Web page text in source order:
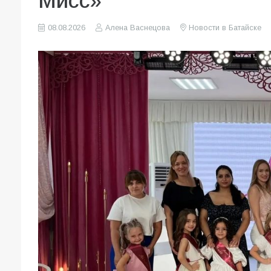
08.08.2026 Алена Васнецова Новости в Батайске